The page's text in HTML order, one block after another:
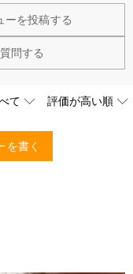
ーを投稿する
質問する
を書く
コストを節約して、商
ド5Aのキューピッド
専門の職人によるカッ
ックジルコニアとなり
緑色に変色しま
や銅が含まれた製品で
常配送は送料が1,620
速達配送は送料が
以上なら速達配送も